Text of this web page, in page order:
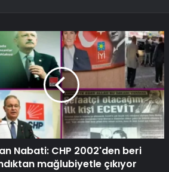
Nabati: CHP 2002'den beri
mağlubiyetle çıkıyor